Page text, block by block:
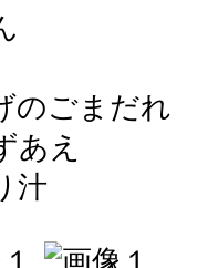
のごまだれ
あえ
汁